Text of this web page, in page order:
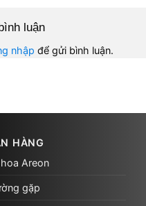
luận
nhập để gửi bình luận.
HÀNG
Areon
gặp